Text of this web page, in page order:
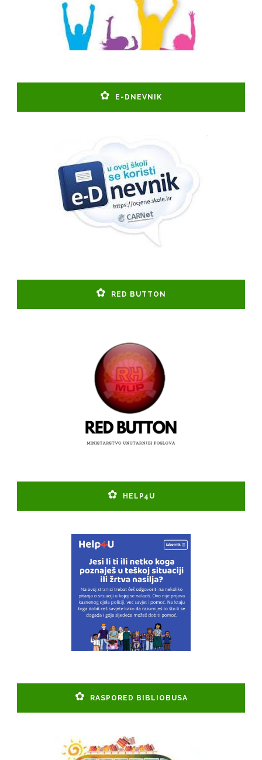
E-DNEVNIK
RED BUTTON
HELP4U
RASPORED BIBLIOBUSA